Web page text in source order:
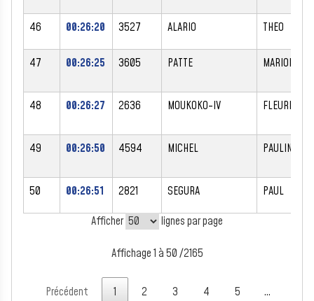
46 00:26:20 3527 ALARIO THEO
47 00:26:25 3605 PATTE MARION
48 00:26:27 2636 MOUKOKO-IV FLEURINE
49 00:26:50 4594 MICHEL PAULINE
50 00:26:51 2821 SEGURA
PAUL
Afficher
lignes par page
Affichage 1 à 50 /2165
Précédent 1 2 3 4 5
…